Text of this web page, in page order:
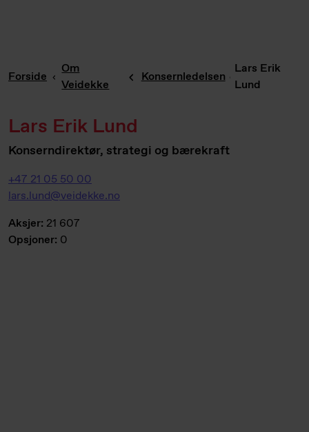
Forside
Om
Veidekke
Konsernledelsen
Lars Erik
Lund
Lars Erik Lund
Konserndirektør, strategi og bærekraft
+47 21 05 50 00
lars.lund@veidekke.no
Aksjer: 21 607
Opsjoner: 0